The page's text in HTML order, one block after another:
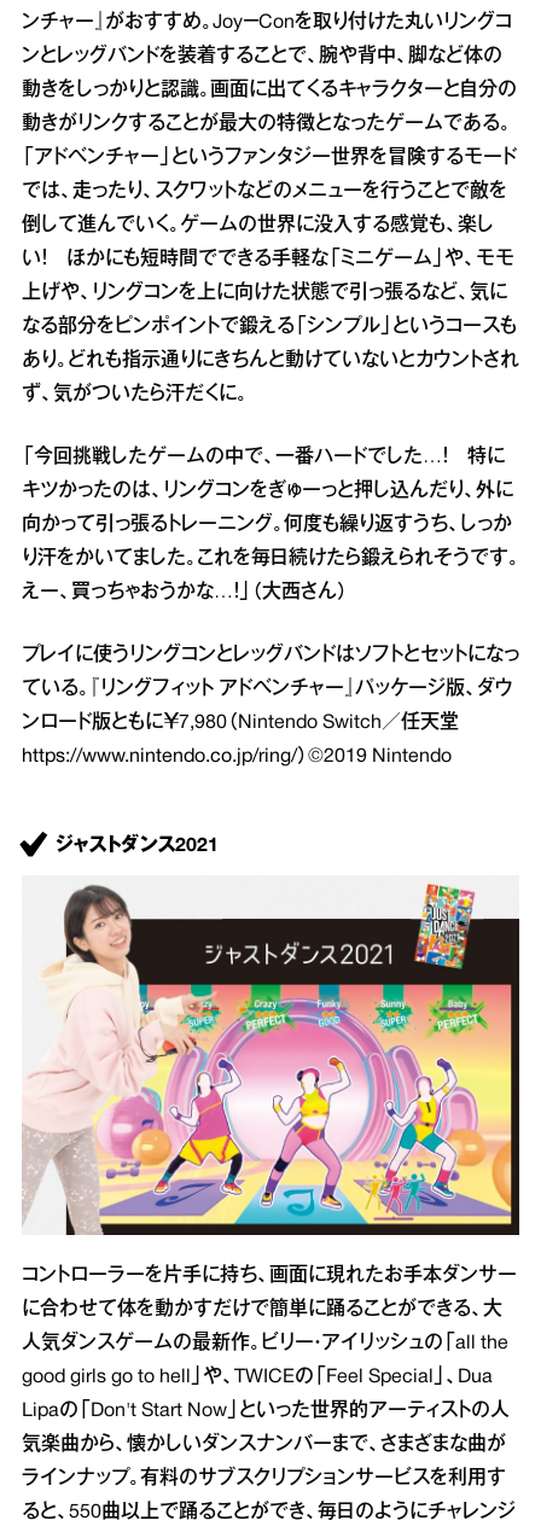
ンチャー』がおすすめ。Joy－Conを取り付けた丸いリングコ
ンとレッグバンドを装着することで、腕や背中、脚など体の
動きをしっかりと認識。画面に出てくるキャラクターと自分の
動きがリンクすることが最大の特徴となったゲームである。
「アドベンチャー」というファンタジー世界を冒険するモード
では、走ったり、スクワットなどのメニューを行うことで敵を
倒して進んでいく。ゲームの世界に没入する感覚も、楽し
い！ ほかにも短時間でできる手軽な「ミニゲーム」や、モモ
上げや、リングコンを上に向けた状態で引っ張るなど、気に
なる部分をピンポイントで鍛える「シンプル」というコースも
あり。どれも指示通りにきちんと動けていないとカウントされ
ず、気がついたら汗だくに。
「今回挑戦したゲームの中で、一番ハードでした…！ 特に
キツかったのは、リングコンをぎゅーっと押し込んだり、外に
向かって引っ張るトレーニング。何度も繰り返すうち、しっか
り汗をかいてました。これを毎日続けたら鍛えられそうです。
えー、買っちゃおうかな…！」（大西さん）
プレイに使うリングコンとレッグバンドはソフトとセットになっ
ている。『リングフィット アドベンチャー』パッケージ版、ダウ
ンロード版ともに￥7,980（Nintendo Switch／任天堂
https://www.nintendo.co.jp/ring/）©2019 Nintendo
ジャストダンス2021
コントローラーを片手に持ち、画面に現れたお手本ダンサー
に合わせて体を動かすだけで簡単に踊ることができる、大
人気ダンスゲームの最新作。ビリー・アイリッシュの「all the
good girls go to hell」や、TWICEの「Feel Special」、Dua
Lipaの「Don't Start Now」といった世界的アーティストの人
気楽曲から、懐かしいダンスナンバーまで、さまざまな曲が
ラインナップ。有料のサブスクリプションサービスを利用す
ると、550曲以上で踊ることができ、毎日のようにチャレンジ